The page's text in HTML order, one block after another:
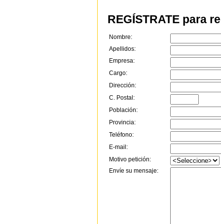
REGÍSTRATE para
Nombre:
Apellidos:
Empresa:
Cargo:
Dirección:
C. Postal:
Población:
Provincia:
Teléfono:
E-mail:
Motivo petición:
Envíe su mensaje: